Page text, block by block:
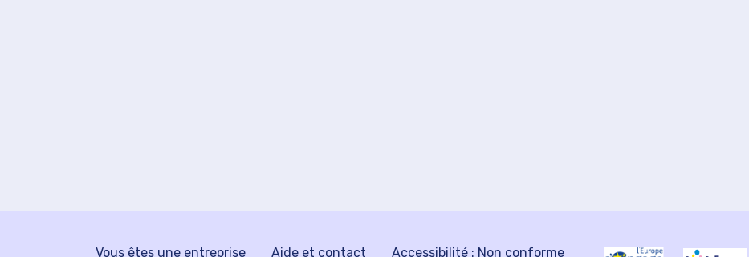
Vous êtes une entreprise Aide et contact Accessibilité : Non conforme